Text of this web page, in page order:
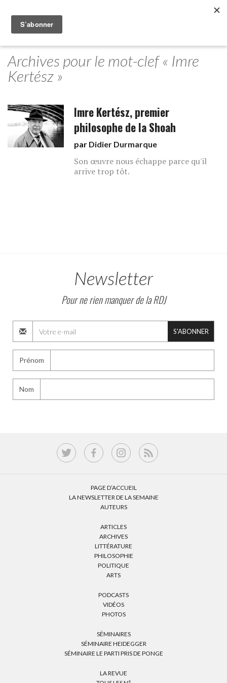
Archives pour le mot-clef « Imre
Kertész »
Imre Kertész, premier
philosophe de la Shoah
par Didier Durmarque
Son œuvre nous échappe parce qu'il
arrive trop tôt.
Newsletter
Pour ne rien manquer de la RDJ
S'ABONNER
Prénom
Nom
PAGE D’ACCUEIL
LA NEWSLETTER DE LA SEMAINE
AUTEURS
ARTICLES
ARCHIVES
LITTÉRATURE
PHILOSOPHIE
POLITIQUE
ARTS
PODCASTS
VIDÉOS
PHOTOS
SÉMINAIRES
SÉMINAIRE HEIDEGGER
SÉMINAIRE LE PARTI PRIS DE PONGE
LA REVUE